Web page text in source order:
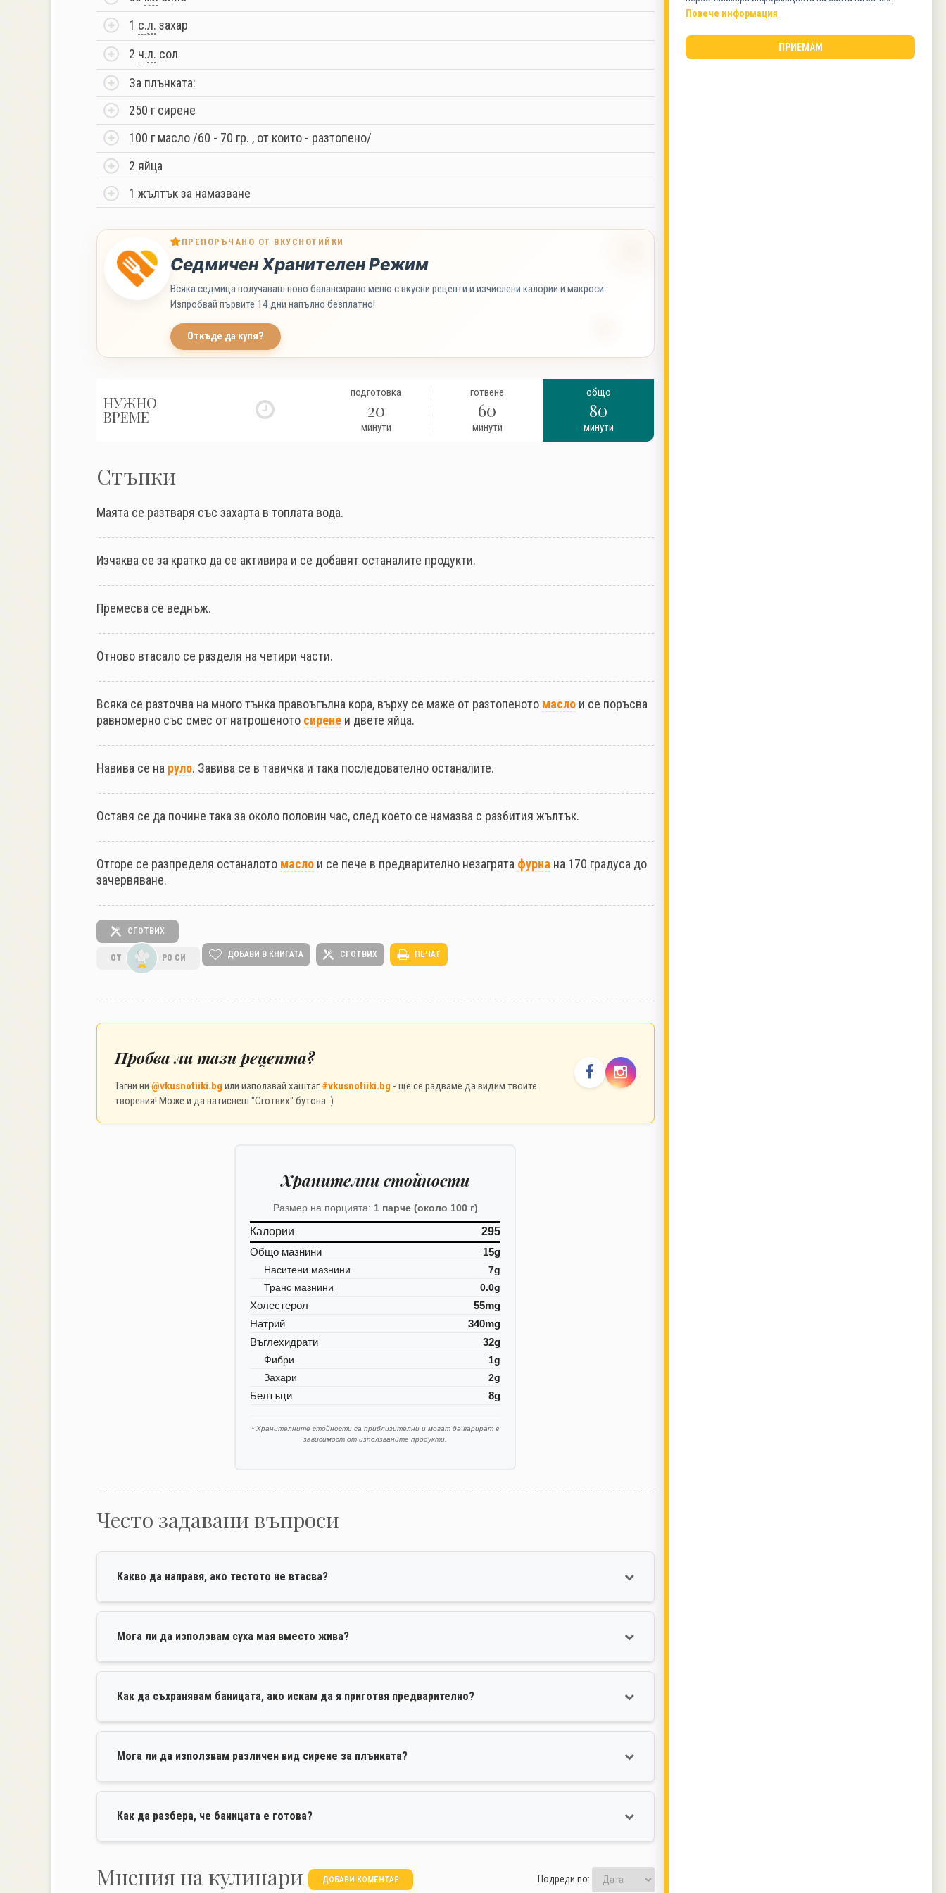
1 с.л. захар
2 ч.л. сол
За плънката:
250 г сирене
100 г масло /60 - 70 гр. , от които - разтопено/
2 яйца
1 жълтък за намазване
ПРЕПОРЪЧАНО ОТ ВКУСНОТИЙКИ
Седмичен Хранителен Режим
Всяка седмица получаваш ново балансирано меню с вкусни рецепти и изчислени калории и макроси.
Изпробвай първите 14 дни напълно безплатно!
Откъде да купя?
НУЖНО
ВРЕМЕ
подготовка
20
минути
готвене
60
минути
общо
80
минути
Стъпки
Маята се разтваря със захарта в топлата вода.
Изчаква се за кратко да се активира и се добавят останалите продукти.
Премесва се веднъж.
Отново втасало се разделя на четири части.
Всяка се разточва на много тънка правоъгълна кора, върху се маже от разтопеното масло и се поръсва
равномерно със смес от натрошеното сирене и двете яйца.
Навива се на руло. Завива се в тавичка и така последователно останалите.
Оставя се да почине така за около половин час, след което се намазва с разбития жълтък.
Отгоре се разпределя останалото масло и се пече в предварително незагрята фурна на 170 градуса до
зачервяване.
СГОТВИХ
ОТ РО СИ ДОБАВИ В КНИГАТА СГОТВИХ ПЕЧАТ
Пробва ли тази рецепта?
Тагни ни @vkusnotiiki.bg или използвай хаштаг #vkusnotiiki.bg - ще се радваме да видим твоите
творения! Може и да натиснеш "Сготвих" бутона :)
Хранителни стойности
Размер на порцията: 1 парче (около 100 г)
Калории
295
Общо мазнини
15g
Наситени мазнини
7g
Транс мазнини
0.0g
Холестерол
55mg
Натрий
340mg
Въглехидрати
32g
Фибри
1g
Захари
2g
Белтъци 8g
* Хранителните стойности са приблизителни и могат да варират в
зависимост от използваните продукти.
Често задавани въпроси
Какво да направя, ако тестото не втасва?
Мога ли да използвам суха мая вместо жива?
Как да съхранявам баницата, ако искам да я приготвя предварително?
Мога ли да използвам различен вид сирене за плънката?
Как да разбера, че баницата е готова?
Mнения на кулинари ДОБАВИ КОМЕНТАР Подреди по:
КАТЕГОРИИ
Баници
Повече информация
ПРИЕМАМ